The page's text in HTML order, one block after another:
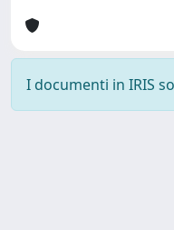
I documenti in IRIS